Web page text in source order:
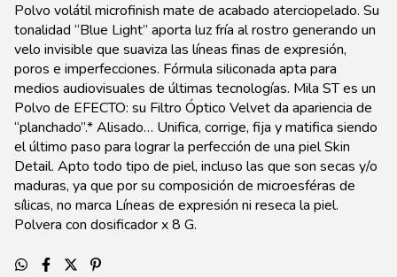
Polvo volátil microfinish mate de acabado aterciopelado. Su
tonalidad “Blue Light” aporta luz fría al rostro generando un
velo invisible que suaviza las líneas finas de expresión,
poros e imperfecciones. Fórmula siliconada apta para
medios audiovisuales de últimas tecnologías. Mila ST es un
Polvo de EFECTO: su Filtro Óptico Velvet da apariencia de
“planchado”.* Alisado… Unifica, corrige, fija y matifica siendo
el último paso para lograr la perfección de una piel Skin
Detail. Apto todo tipo de piel, incluso las que son secas y/o
maduras, ya que por su composición de microesféras de
sílicas, no marca Líneas de expresión ni reseca la piel.
Polvera con dosificador x 8 G.